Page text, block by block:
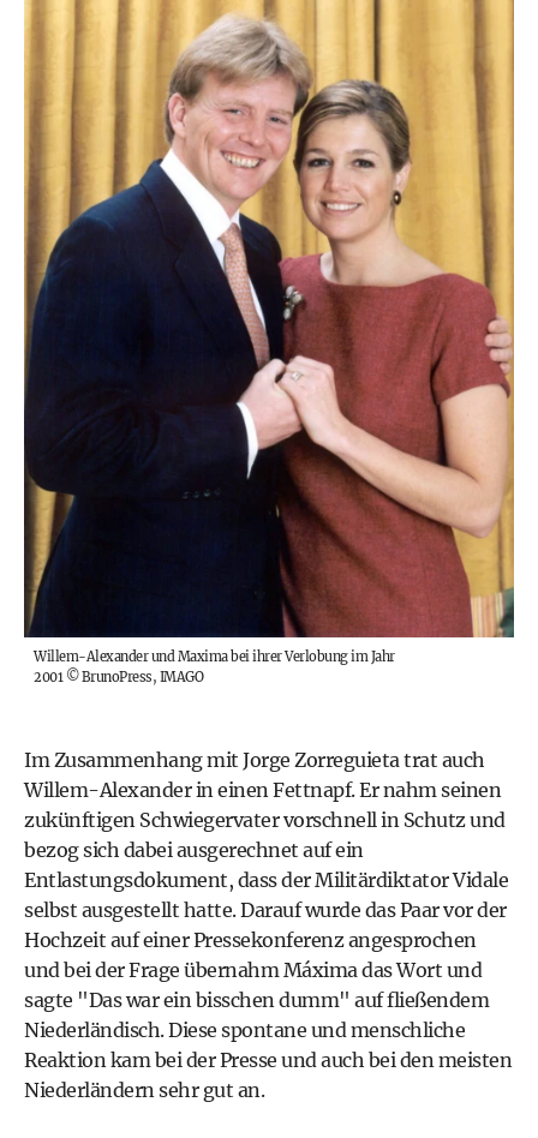
Willem-Alexander und Maxima bei ihrer Verlobung im Jahr
2001 ©BrunoPress, IMAGO
Im Zusammenhang mit Jorge Zorreguieta trat auch
Willem-Alexander in einen Fettnapf. Er nahm seinen
zukünftigen Schwiegervater vorschnell in Schutz und
bezog sich dabei ausgerechnet auf ein
Entlastungsdokument, dass der Militärdiktator Vidale
selbst ausgestellt hatte. Darauf wurde das Paar vor der
Hochzeit auf einer Pressekonferenz angesprochen
und bei der Frage übernahm Máxima das Wort und
sagte "Das war ein bisschen dumm" auf fließendem
Niederländisch. Diese spontane und menschliche
Reaktion kam bei der Presse und auch bei den meisten
Niederländern sehr gut an.